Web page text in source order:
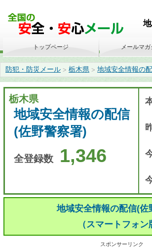
防犯・防災メール > 栃木県 > 地域安全情報の
栃木県
地域安全情報の配信
(佐野警察署)
全登録数 1,346
地域安全情報の配信(佐
（スマートフォン
スポンサーリンク
トップページ メールマ